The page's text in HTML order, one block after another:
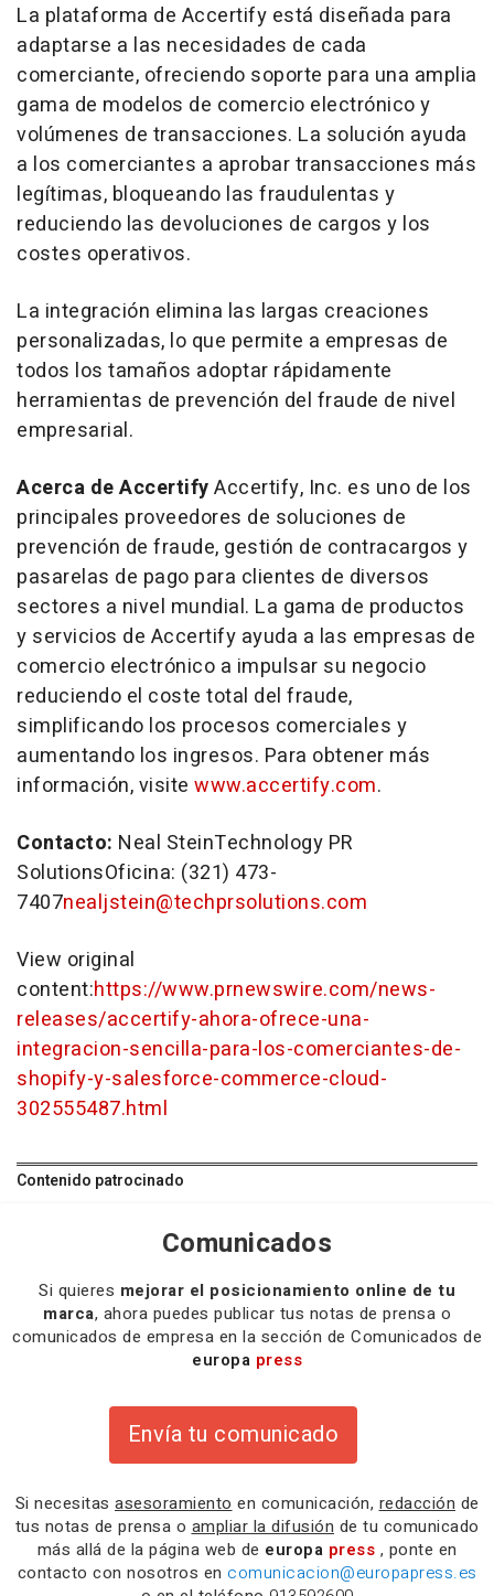
La plataforma de Accertify está diseñada para
adaptarse a las necesidades de cada
comerciante, ofreciendo soporte para una amplia
gama de modelos de comercio electrónico y
volúmenes de transacciones. La solución ayuda
a los comerciantes a aprobar transacciones más
legítimas, bloqueando las fraudulentas y
reduciendo las devoluciones de cargos y los
costes operativos.
La integración elimina las largas creaciones
personalizadas, lo que permite a empresas de
todos los tamaños adoptar rápidamente
herramientas de prevención del fraude de nivel
empresarial.
Acerca de AccertifyAccertify, Inc. es uno de los
principales proveedores de soluciones de
prevención de fraude, gestión de contracargos y
pasarelas de pago para clientes de diversos
sectores a nivel mundial. La gama de productos
y servicios de Accertify ayuda a las empresas de
comercio electrónico a impulsar su negocio
reduciendo el coste total del fraude,
simplificando los procesos comerciales y
aumentando los ingresos. Para obtener más
información, visite www.accertify.com.
Contacto: Neal SteinTechnology PR
SolutionsOficina: (321) 473-
7407nealjstein@techprsolutions.com
View original
content:https://www.prnewswire.com/news-
releases/accertify-ahora-ofrece-una-
integracion-sencilla-para-los-comerciantes-de-
shopify-y-salesforce-commerce-cloud-
302555487.html
Contenido patrocinado
Comunicados
Si quieres mejorar el posicionamiento online de tu
marca, ahora puedes publicar tus notas de prensa o
comunicados de empresa en la sección de Comunicados de
europa press
Envía tu comunicado
Si necesitas asesoramiento en comunicación, redacción de
tus notas de prensa o ampliar la difusión de tu comunicado
más allá de la página web de europa press , ponte en
contacto con nosotros en comunicacion@europapress.es